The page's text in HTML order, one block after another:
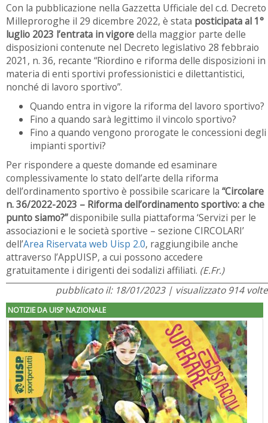
Con la pubblicazione nella Gazzetta Ufficiale del c.d. Decreto
Milleproroghe il 29 dicembre 2022, è stata posticipata al 1°
luglio 2023 l’entrata in vigoredella maggior parte delle
disposizioni contenute nel Decreto legislativo 28 febbraio
2021, n. 36, recante “Riordino e riforma delle disposizioni in
materia di enti sportivi professionistici e dilettantistici,
nonché di lavoro sportivo”.
Quando entra in vigore la riforma del lavoro sportivo?
Fino a quando sarà legittimo il vincolo sportivo?
Fino a quando vengono prorogate le concessioni degli
impianti sportivi?
Per rispondere a queste domande ed esaminare
complessivamente lo stato dell’arte della riforma
dell’ordinamento sportivo è possibile scaricare la “Circolare
n. 36/2022-2023 – Riforma dell’ordinamento sportivo: a che
punto siamo?”disponibile sulla piattaforma ‘Servizi per le
associazioni e le società sportive – sezione CIRCOLARI’
dell’Area Riservata web Uisp 2.0, raggiungibile anche
attraverso l’AppUISP, a cui possono accedere
gratuitamente i dirigenti dei sodalizi affiliati. (E.Fr.)
pubblicato il: 18/01/2023 | visualizzato 914 volte
NOTIZIE DA UISP NAZIONALE